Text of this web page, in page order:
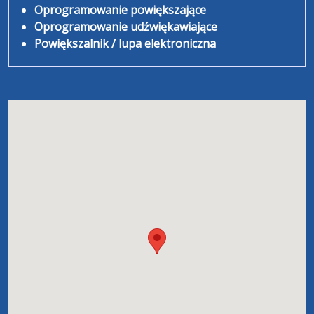
Oprogramowanie powiększające
Oprogramowanie udźwiękawiające
Powiększalnik / lupa elektroniczna